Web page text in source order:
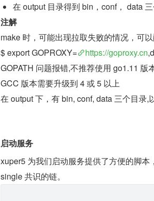
在 output 目录得到 bin，conf， data
注解
make 时，可能出现拉取失败的情况，可
$ export GOPROXY=
https://goproxy.cn
GOPATH 问题报错,不推荐使用 go1.11 版
GCC 版本需要升级到 4 或 5 以上
在 output 下，有 bin, conf, data 三个目录,
启动服务
xuper5 为我们启动服务提供了方便的脚
single 共识的链。